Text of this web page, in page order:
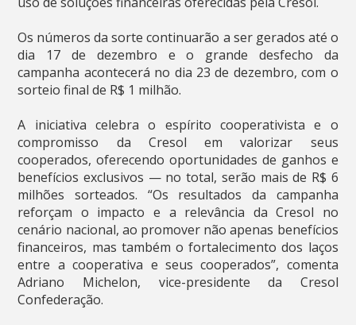
Os números da sorte continuarão a ser gerados até o
dia 17 de dezembro e o grande desfecho da
campanha acontecerá no dia 23 de dezembro, com o
sorteio final de R$ 1 milhão.
A iniciativa celebra o espírito cooperativista e o
compromisso da Cresol em valorizar seus
cooperados, oferecendo oportunidades de ganhos e
benefícios exclusivos — no total, serão mais de R$ 6
milhões sorteados. “Os resultados da campanha
reforçam o impacto e a relevância da Cresol no
cenário nacional, ao promover não apenas benefícios
financeiros, mas também o fortalecimento dos laços
entre a cooperativa e seus cooperados”, comenta
Adriano Michelon, vice-presidente da Cresol
Confederação.